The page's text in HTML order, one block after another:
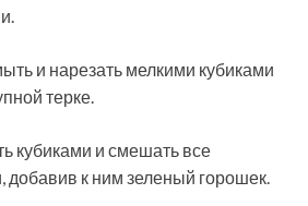
и нарезать мелкими кубиками
терке.
кубиками и смешать все
к ним зеленый горошек.